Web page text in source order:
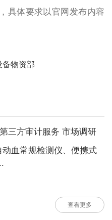
具体要求以官网发布内容
备物资部
三方审计服务 市场调研
血常规检测仪、便携式
查看更多